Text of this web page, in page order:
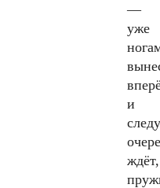
—
уже
и
ждёт,